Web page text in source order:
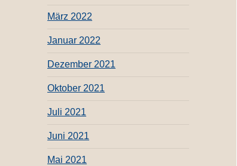
März 2022
Januar 2022
Dezember 2021
Oktober 2021
Juli 2021
Juni 2021
Mai 2021